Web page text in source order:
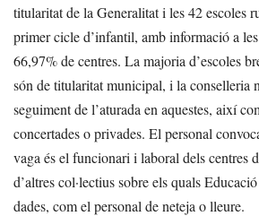
titularitat de la Generalitat i les 42 escoles
primer cicle d’infantil, amb informació a
66,97% de centres. La majoria d’escoles
són de titularitat municipal, i la conselleria
seguiment de l’aturada en aquestes, així
concertades o privades. El personal
vaga és el funcionari i laboral dels centres
d’altres col·lectius sobre els quals
dades, com el personal de neteja o lleure.